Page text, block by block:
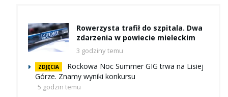
Rowerzysta trafił do szpitala. Dwa
zdarzenia w powiecie mieleckim
3 godziny temu
ZDJĘCIA
Rockowa Noc Summer GIG trwa na Lisiej
Górze. Znamy wyniki konkursu
5 godzin temu